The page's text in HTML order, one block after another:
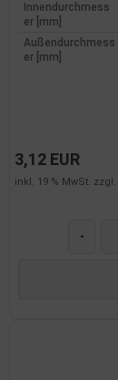
Innendurchmess
er [mm]
Außendurchmess
er [mm]
3,12 EUR
inkl. 19 % MwSt. zzgl.
-